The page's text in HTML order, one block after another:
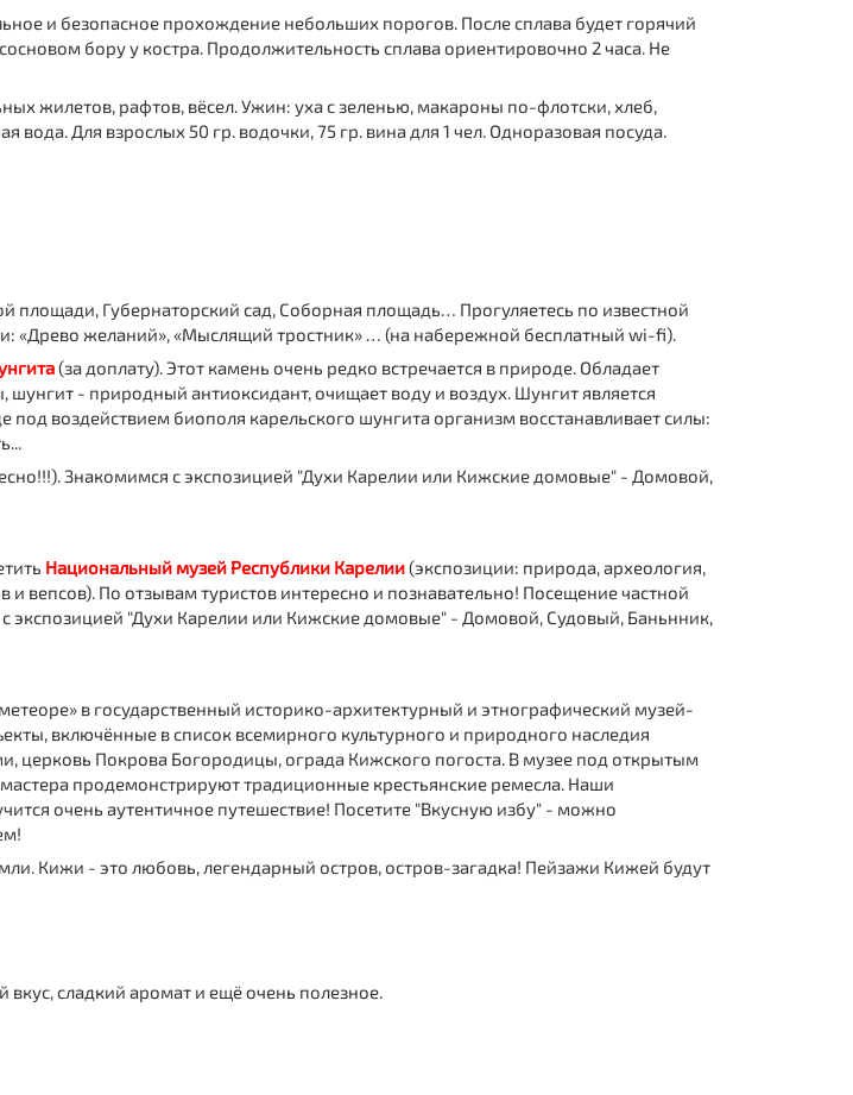
и безопасное прохождение небольших порогов. После сплава будет горячий
бору у костра. Продолжительность сплава ориентировочно 2 часа. Не
жилетов, рафтов, вёсел. Ужин: уха с зеленью, макароны по-флотски, хлеб,
Для взрослых 50 гр. водочки, 75 гр. вина для 1 чел. Одноразовая посуда.
площади, Губернаторский сад, Соборная площадь… Прогуляетесь по известной
«Древо желаний», «Мыслящий тростник» … (на набережной бесплатный wi-fi).
(за доплату) . Этот камень очень редко встречается в природе. Обладает
- природный антиоксидант, очищает воду и воздух. Шунгит является
воздействием биополя карельского шунгита организм восстанавливает силы:
Знакомимся с экспозицией "Духи Карелии или Кижские домовые" - Домовой,
Национальный музей Республики Карелии(экспозиции: природа, археология,
и вепсов). По отзывам туристов интересно и познавательно! Посещение частной
экспозицией "Духи Карелии или Кижские домовые" - Домовой, Судовый, Баньнник,
в государственный историко-архитектурный и этнографический музей-
включённые в список всемирного культурного и природного наследия
Покрова Богородицы, ограда Кижского погоста. В музее под открытым
продемонстрируют традиционные крестьянские ремесла. Наши
очень аутентичное путешествие! Посетите "Вкусную избу" - можно
. Кижи - это любовь, легендарный остров, остров-загадка! Пейзажи Кижей будут
сладкий аромат и ещё очень полезное.